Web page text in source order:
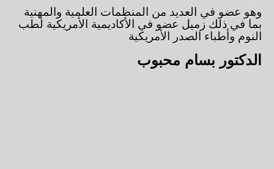
وهو عضو في العديد من المنظمات العلمية والمهنية
بما في ذلك زميل عضو في الأكاديمية الأمريكية لطب
النوم وأطباء الصدر الأمريكية
الدكتور بسام محبوب